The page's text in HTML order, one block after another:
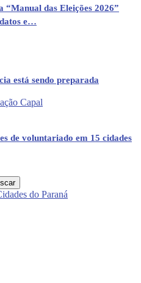
“Manual das Eleições 2026”
e…
está sendo preparada
de voluntariado em 15 cidades
do Paraná